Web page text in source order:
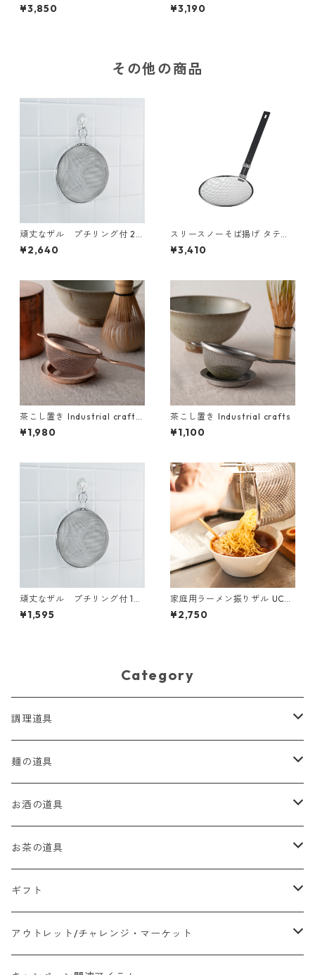
¥3,850
18cm
¥3,190
その他の商品
頑丈なザル プチリング付 22
cm
¥2,640
スリースノーそば揚げ タテ型
21cm
¥3,410
茶こし置き Industrial crafts
ピンクゴールド
¥1,980
茶こし置き Industrial crafts
¥1,100
頑丈なザル プチリング付 15c
m
¥1,595
家庭用ラーメン振りザル UCHI
-TEBO
¥2,750
Category
調理道具
麺道具
茶こし
ザル
ストレーナー
パン切包丁
麺の道具
てぼ
てぼラシ
そば揚げ
特注商品
お酒の道具
バーの道具
ビールの道具
酒器
お茶の道具
茶こし
茶こしセット
ギフト
まどろむ酒器
アウトレット/チャレンジ・マーケット